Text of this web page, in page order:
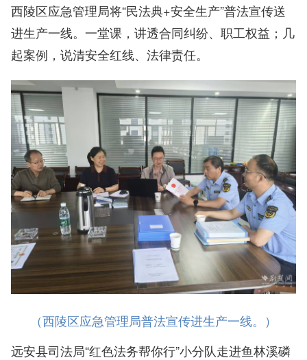
西陵区应急管理局将“民法典+安全生产”普法宣传送
进生产一线。一堂课，讲透合同纠纷、职工权益；几
起案例，说清安全红线、法律责任。
（西陵区应急管理局普法宣传进生产一线。）
远安县司法局“红色法务帮你行”小分队走进鱼林溪磷